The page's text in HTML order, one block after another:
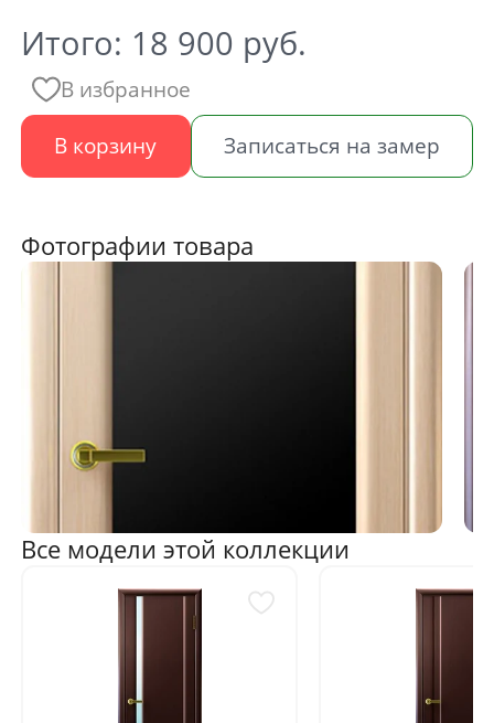
Итого: 18 900 руб.
В избранное
В корзину
Записаться на замер
Фотографии товара
Все модели этой коллекции